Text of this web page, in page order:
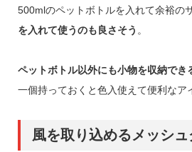
500mlのペットボトルを入れて余裕の
を入れて使うのも良さそう 。
ペットボトル以外にも小物を収納でき
一個持っておくと色入使えて便利なア
風を取り込めるメッシ